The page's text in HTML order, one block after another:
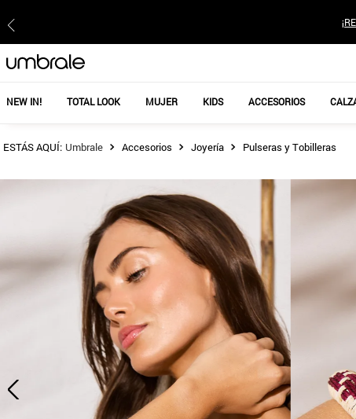
NEW IN! TOTAL LOOK MUJER KIDS ACCESORIOS
Accesorios Joyería Pulseras y Tobilleras